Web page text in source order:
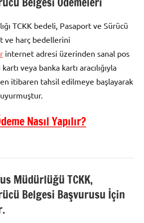
TCKK bedeli, Pasaport ve Sürücü
ve harç bedellerini
internet adresi üzerinden sanal pos
veya banka kartı aracılığıyla
itibaren tahsil edilmeye başlayarak
Nasıl Yapılır?
Müdürlüğü TCKK,
Belgesi Başvurusu İçin